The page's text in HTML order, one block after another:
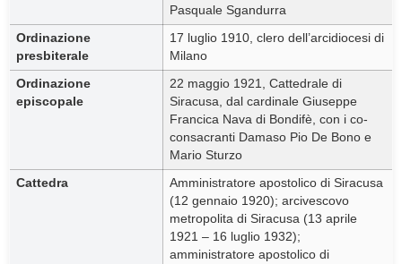
Pasquale Sgandurra
Ordinazione
presbiterale
17 luglio 1910, clero dell’arcidiocesi di
Milano
Ordinazione
episcopale
22 maggio 1921, Cattedrale di
Siracusa, dal cardinale Giuseppe
Francica Nava di Bondifè, con i co-
consacranti Damaso Pio De Bono e
Mario Sturzo
Cattedra
Amministratore apostolico di Siracusa
(12 gennaio 1920); arcivescovo
metropolita di Siracusa (13 aprile
1921 – 16 luglio 1932);
amministratore apostolico di